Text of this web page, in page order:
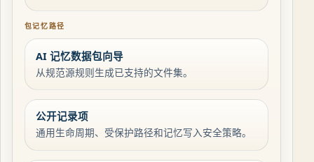
包记忆路径
AI 记忆数据包向导
从规范源规则生成已支持的文件集。
公开记录项
通用生命周期、受保护路径和记忆写入安全策略。